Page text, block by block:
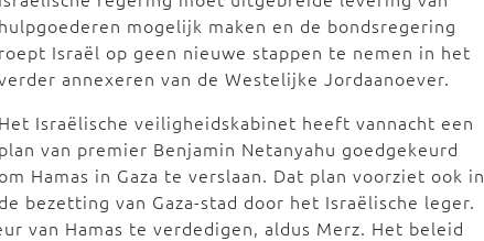
hulpgoederen mogelijk maken en de bondsregering
roept Israël op geen nieuwe stappen te nemen in het
annexeren van de Westelijke Jordaanoever.
Het Israëlische veiligheidskabinet heeft vannacht een
plan van premier Benjamin Netanyahu goedgekeurd
om Hamas in Gaza te verslaan. Dat plan voorziet ook in
de bezetting van Gaza-stad door het Israëlische leger.
van Hamas te verdedigen, aldus Merz. Het beleid